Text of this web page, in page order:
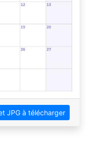
JPG à télécharger